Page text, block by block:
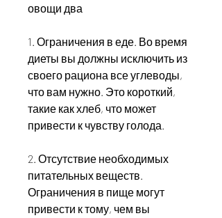
овощи два
1. Ограничения в еде. Во время
диеты вы должны исключить из
своего рациона все углеводы,
что вам нужно. Это короткий,
такие как хлеб, что может
привести к чувству голода.
2. Отсутствие необходимых
питательных веществ.
Ограничения в пище могут
привести к тому, чем вы